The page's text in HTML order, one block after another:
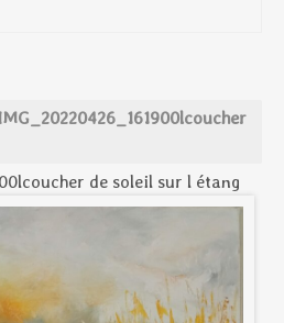
de soleil sur l étang